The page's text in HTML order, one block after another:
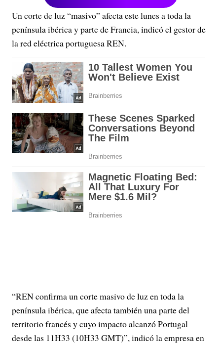
Un corte de luz “masivo” afecta este lunes a toda la
península ibérica y parte de Francia, indicó el gestor de
la red eléctrica portuguesa REN.
“REN confirma un corte masivo de luz en toda la
península ibérica, que afecta también una parte del
territorio francés y cuyo impacto alcanzó Portugal
desde las 11H33 (10H33 GMT)”, indicó la empresa en